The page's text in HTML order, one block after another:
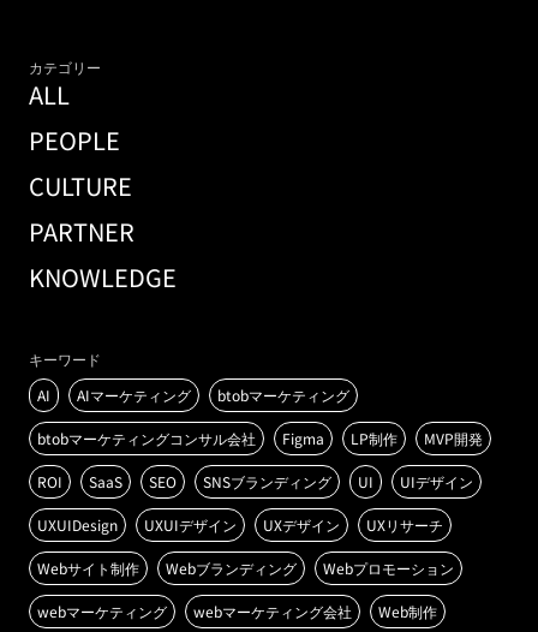
カテゴリー
ALL
PEOPLE
CULTURE
PARTNER
KNOWLEDGE
キーワード
AI
AIマーケティング btobマーケティング
btobマーケティングコンサル会社 Figma LP制作 MVP開発
ROI SaaS SEO SNSブランディング UI UIデザイン
UXUIDesign UXUIデザイン UXデザイン UXリサーチ
Webサイト制作 Webブランディング Webプロモーション
webマーケティング webマーケティング会社 Web制作